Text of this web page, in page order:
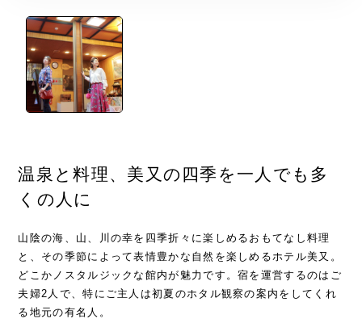
温泉と料理、美又の四季を一人でも多
くの人に
山陰の海、山、川の幸を四季折々に楽しめるおもてなし料理
と、その季節によって表情豊かな自然を楽しめるホテル美又。
どこかノスタルジックな館内が魅力です。宿を運営するのはご
夫婦2人で、特にご主人は初夏のホタル観察の案内をしてくれ
る地元の有名人。